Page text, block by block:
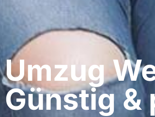
Umzug
Günstig &